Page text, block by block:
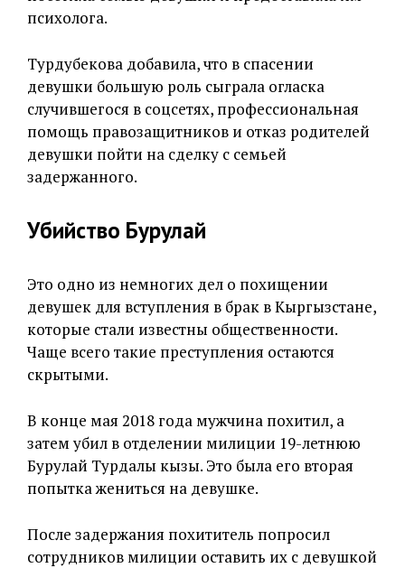
психолога.
Турдубекова добавила, что в спасении
девушки большую роль сыграла огласка
случившегося в соцсетях, профессиональная
помощь правозащитников и отказ родителей
девушки пойти на сделку с семьей
задержанного.
Убийство Бурулай
Это одно из немногих дел о похищении
девушек для вступления в брак в Кыргызстане,
которые стали известны общественности.
Чаще всего такие преступления остаются
скрытыми.
В конце мая 2018 года мужчина похитил, а
затем убил в отделении милиции 19-летнюю
Бурулай Турдалы кызы. Это была его вторая
попытка жениться на девушке.
После задержания похититель попросил
сотрудников милиции оставить их с девушкой